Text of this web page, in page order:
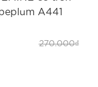
A441
270.000₫